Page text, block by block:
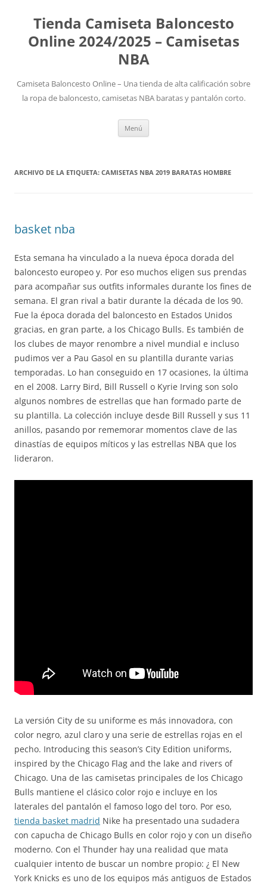
Tienda Camiseta Baloncesto
Online 2024/2025 – Camisetas
NBA
Camiseta Baloncesto Online – Una tienda de alta calificación sobre
la ropa de baloncesto, camisetas NBA baratas y pantalón corto.
Menú
ARCHIVO DE LA ETIQUETA: CAMISETAS NBA 2019 BARATAS HOMBRE
basket nba
Esta semana ha vinculado a la nueva época dorada del
baloncesto europeo y. Por eso muchos eligen sus prendas
para acompañar sus outfits informales durante los fines de
semana. El gran rival a batir durante la década de los 90.
Fue la época dorada del baloncesto en Estados Unidos
gracias, en gran parte, a los Chicago Bulls. Es también de
los clubes de mayor renombre a nivel mundial e incluso
pudimos ver a Pau Gasol en su plantilla durante varias
temporadas. Lo han conseguido en 17 ocasiones, la última
en el 2008. Larry Bird, Bill Russell o Kyrie Irving son solo
algunos nombres de estrellas que han formado parte de
su plantilla. La colección incluye desde Bill Russell y sus 11
anillos, pasando por rememorar momentos clave de las
dinastías de equipos míticos y las estrellas NBA que los
lideraron.
La versión City de su uniforme es más innovadora, con
color negro, azul claro y una serie de estrellas rojas en el
pecho. Introducing this season’s City Edition uniforms,
inspired by the Chicago Flag and the lake and rivers of
Chicago. Una de las camisetas principales de los Chicago
Bulls mantiene el clásico color rojo e incluye en los
laterales del pantalón el famoso logo del toro. Por eso,
tienda basket madrid Nike ha presentado una sudadera
con capucha de Chicago Bulls en color rojo y con un diseño
moderno. Con el Thunder hay una realidad que mata
cualquier intento de buscar un nombre propio: ¿ El New
York Knicks es uno de los equipos más antiguos de Estados